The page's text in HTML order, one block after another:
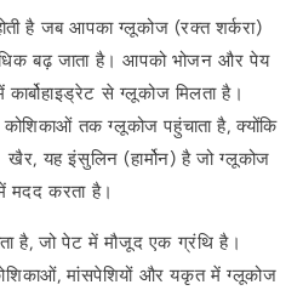
है जब आपका ग्लूकोज (रक्त शर्करा)
बढ़ जाता है। आपको भोजन और पेय
से ग्लूकोज मिलता है।
तक ग्लूकोज पहुंचाता है, क्योंकि
यह इंसुलिन (हार्मोन) है जो ग्लूकोज
मदद करता है।
है, जो पेट में मौजूद एक ग्रंथि है।
मांसपेशियों और यकृत में ग्लूकोज